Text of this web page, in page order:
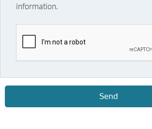
information.
Send